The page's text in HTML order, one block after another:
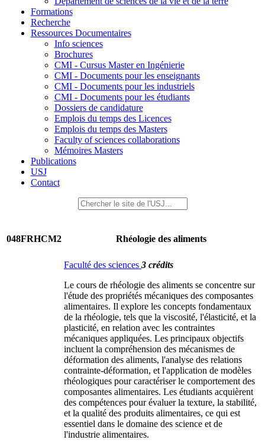
Formations
Recherche
Ressources Documentaires
Info sciences
Brochures
CMI - Cursus Master en Ingénierie
CMI - Documents pour les enseignants
CMI - Documents pour les industriels
CMI - Documents pour les étudiants
Dossiers de candidature
Emplois du temps des Licences
Emplois du temps des Masters
Faculty of sciences collaborations
Mémoires Masters
Publications
USJ
Contact
048FRHCM2 Rhéologie des aliments
Faculté des sciences 3 crédits
Le cours de rhéologie des aliments se concentre sur
l'étude des propriétés mécaniques des composantes
alimentaires. Il explore les concepts fondamentaux
de la rhéologie, tels que la viscosité, l'élasticité, et la
plasticité, en relation avec les contraintes
mécaniques appliquées. Les principaux objectifs
incluent la compréhension des mécanismes de
déformation des aliments, l'analyse des relations
contrainte-déformation, et l'application de modèles
rhéologiques pour caractériser le comportement des
composantes alimentaires. Les étudiants acquièrent
des compétences pour évaluer la texture, la stabilité,
et la qualité des produits alimentaires, ce qui est
essentiel dans le domaine des science et de
l'industrie alimentaires.